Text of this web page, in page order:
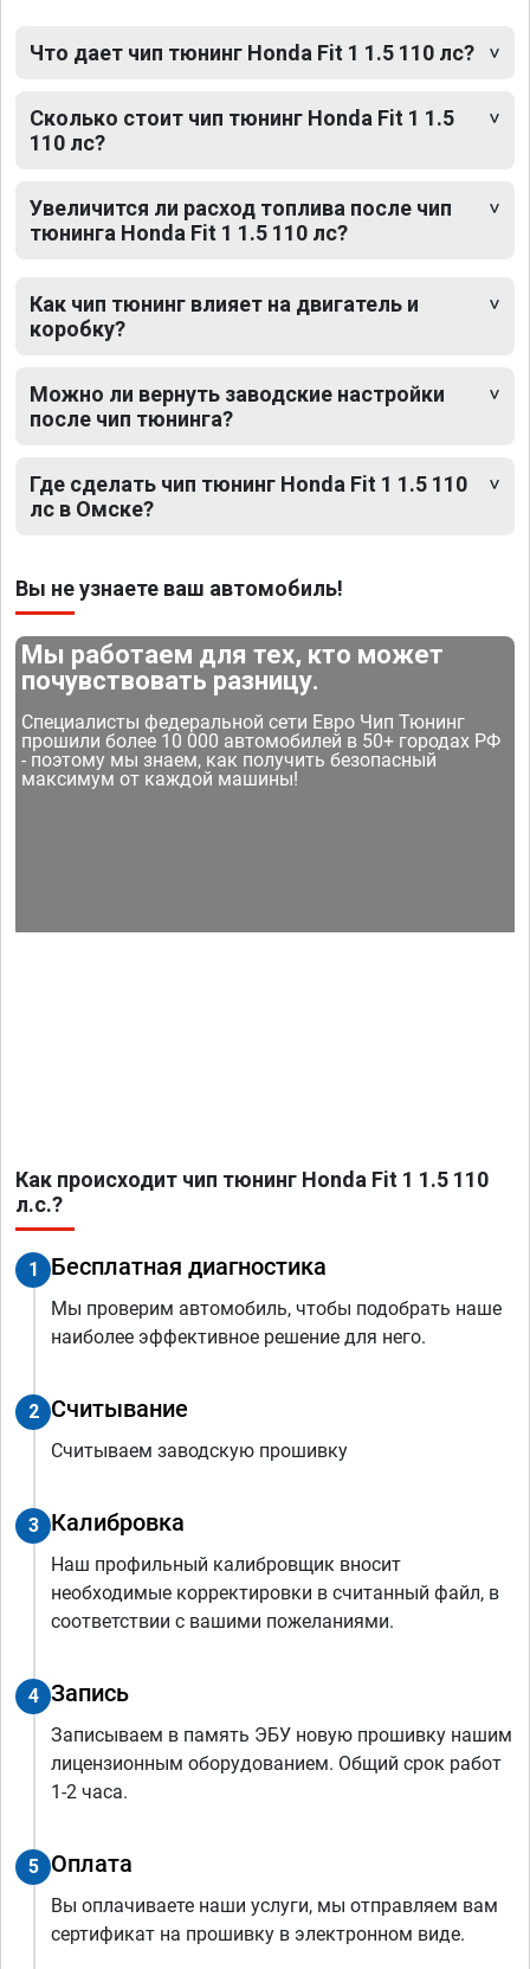
Что дает чип тюнинг Honda Fit 1 1.5 110 лс?
Сколько стоит чип тюнинг Honda Fit 1 1.5
110 лс?
Увеличится ли расход топлива после чип
тюнинга Honda Fit 1 1.5 110 лс?
Как чип тюнинг влияет на двигатель и
коробку?
Можно ли вернуть заводские настройки
после чип тюнинга?
Где сделать чип тюнинг Honda Fit 1 1.5 110
лс в Омске?
Вы не узнаете ваш автомобиль!
Мы работаем для тех, кто может
почувствовать разницу.
Специалисты федеральной сети Евро Чип Тюнинг
прошили более 10 000 автомобилей в 50+ городах РФ
- поэтому мы знаем, как получить безопасный
максимум от каждой машины!
Как происходит чип тюнинг Honda Fit 1 1.5 110
л.с.?
1 Бесплатная диагностика
Мы проверим автомобиль, чтобы подобрать наше
наиболее эффективное решение для него.
2 Считывание
Считываем заводскую прошивку
3 Калибровка
Наш профильный калибровщик вносит
необходимые корректировки в считанный файл, в
соответствии с вашими пожеланиями.
4 Запись
Записываем в память ЭБУ новую прошивку нашим
лицензионным оборудованием. Общий срок работ
1-2 часа.
5 Оплата
Вы оплачиваете наши услуги, мы отправляем вам
сертификат на прошивку в электронном виде.